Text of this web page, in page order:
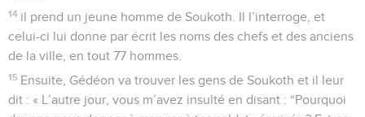
14 il prend un jeune homme de Soukoth. Il l’interroge, et
celui-ci lui donne par écrit les noms des chefs et des anciens
de la ville, en tout 77 hommes.
15 Ensuite, Gédéon va trouver les gens de Soukoth et il leur
dit : « L’autre jour, vous m’avez insulté en disant : “Pourquoi